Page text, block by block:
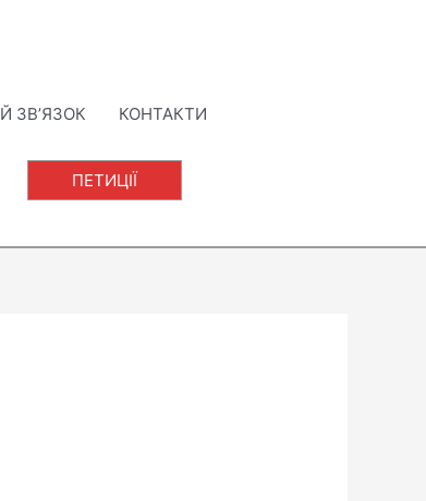
ЗВ’ЯЗОК КОНТАКТИ
ПЕТИЦІЇ